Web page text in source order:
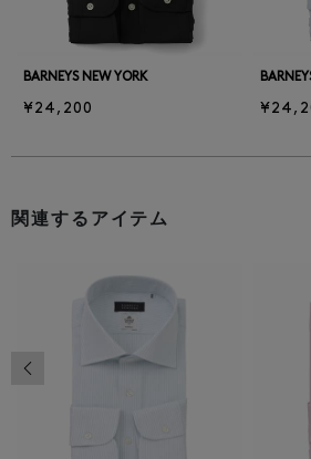
BARNEYS NEW YORK
¥24,200
関連するアイテム
前の画像